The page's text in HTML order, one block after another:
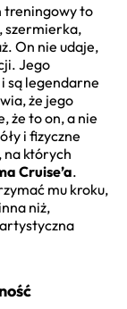
treningowy to
szermierka,
On nie udaje,
Jego
są legendarne
że jego
że to on, a nie
i fizyczne
na których
Cruise’a.
mu kroku,
niż,